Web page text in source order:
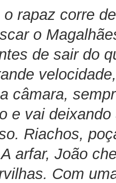
rapaz corre
o
de sair do
câmara,
e vai
Riachos,
arfar, João
Com